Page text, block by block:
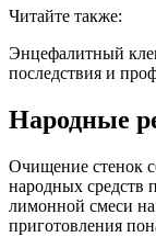
Читайте также:
Энцефалитный
последствия и
Народные
Очищение стенок
народных средств
лимонной смеси на
приготовления